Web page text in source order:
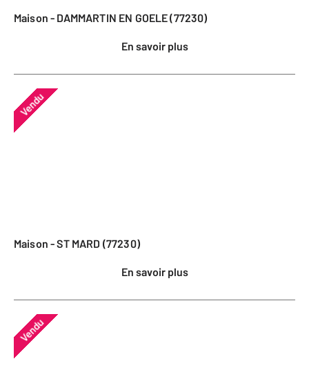
Maison - DAMMARTIN EN GOELE (77230)
En savoir plus
Vendu
Maison - ST MARD (77230)
En savoir plus
Vendu